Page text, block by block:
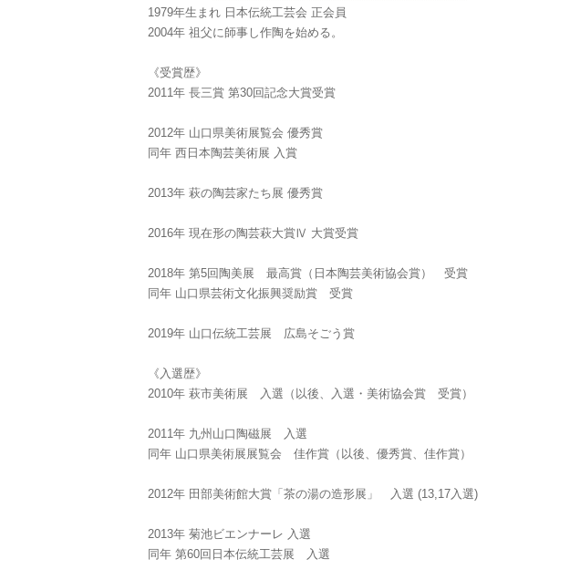
1979年生まれ 日本伝統工芸会 正会員
2004年 祖父に師事し作陶を始める。
《受賞歴》
2011年 長三賞 第30回記念大賞受賞
2012年 山口県美術展覧会 優秀賞
同年 西日本陶芸美術展 入賞
2013年 萩の陶芸家たち展 優秀賞
2016年 現在形の陶芸萩大賞Ⅳ 大賞受賞
2018年 第5回陶美展 最高賞（日本陶芸美術協会賞） 受賞
同年 山口県芸術文化振興奨励賞 受賞
2019年 山口伝統工芸展 広島そごう賞
《入選歴》
2010年 萩市美術展 入選（以後、入選・美術協会賞 受賞）
2011年 九州山口陶磁展 入選
同年 山口県美術展展覧会 佳作賞（以後、優秀賞、佳作賞）
2012年 田部美術館大賞「茶の湯の造形展」 入選 (13,17入選)
2013年 菊池ビエンナーレ 入選
同年 第60回日本伝統工芸展 入選